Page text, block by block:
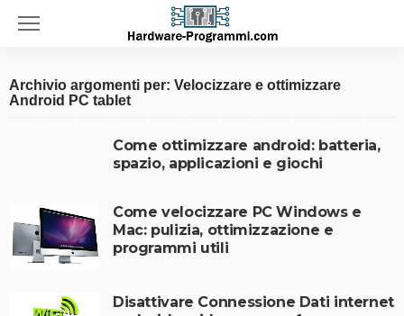
Archivio argomenti per: Velocizzare e ottimizzare
Android PC tablet
Come ottimizzare android: batteria,
spazio, applicazioni e giochi
Come velocizzare PC Windows e
Mac: pulizia, ottimizzazione e
programmi utili
Disattivare Connessione Dati internet